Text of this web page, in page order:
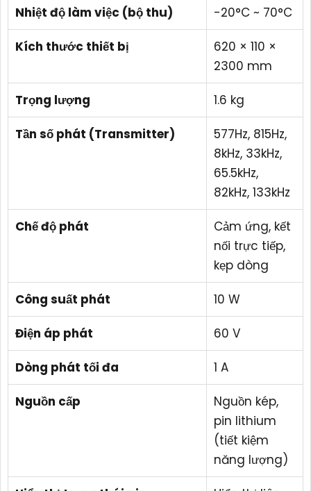
Nhiệt độ làm việc (bộ thu) -20°C ~ 70°C
Kích thước thiết bị
620 × 110 ×
2300 mm
Trọng lượng 1.6 kg
Tần số phát (Transmitter)
577Hz, 815Hz,
8kHz, 33kHz,
65.5kHz,
82kHz, 133kHz
Chế độ phát
Cảm ứng, kết
nối trực tiếp,
kẹp dòng
Công suất phát 10 W
Điện áp phát 60 V
Dòng phát tối đa 1 A
Nguồn cấp
Nguồn kép,
pin lithium
(tiết kiệm
năng lượng)